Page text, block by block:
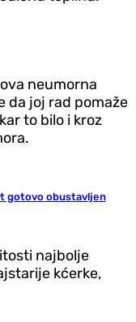
neumorna
da joj rad pomaže
to bilo i kroz
gotovo obustavljen
najbolje
kćerke,